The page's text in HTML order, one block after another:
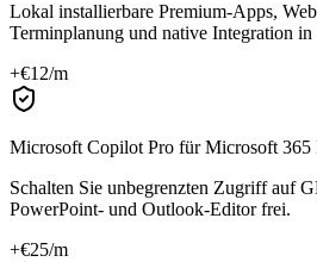
Lokal installierbare Premium-Apps,
Terminplanung und native Integration
+€12/m
Microsoft Copilot Pro für Microsoft 365
Schalten Sie unbegrenzten Zugriff auf
PowerPoint- und Outlook-Editor frei.
+€25/m